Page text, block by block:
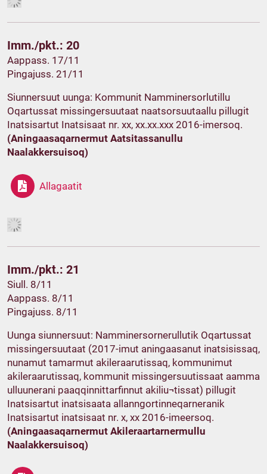
Imm./pkt.: 20
Aappass. 17/11
Pingajuss. 21/11
Siunnersuut uunga: Kommunit Namminersorlutillu
Oqartussat missingersuutaat naatsorsuutaallu pillugit
Inatsisartut Inatsisaat nr. xx, xx.xx.xxx 2016-imersoq.
(Aningaasaqarnermut Aatsitassanullu
Naalakkersuisoq)
Allagaatit
Imm./pkt.: 21
Siull. 8/11
Aappass. 8/11
Pingajuss. 8/11
Uunga siunnersuut: Namminersornerullutik Oqartussat
missingersuutaat (2017-imut aningaasanut inatsisissaq,
nunamut tamarmut akileraarutissaq, kommunimut
akileraarutissaq, kommunit missingersuutissaat aamma
ulluunerani paaqqinnittarfinnut akiliu¬tissat) pillugit
Inatsisartut inatsisaata allanngortinneqarneranik
Inatsisartut inatsisaat nr. x, xx 2016-imeersoq.
(Aningaasaqarnermut Akileraartarnermullu
Naalakkersuisoq)